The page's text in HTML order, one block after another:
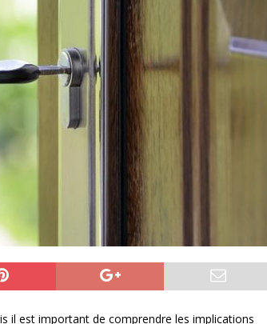
il est important de comprendre les implications